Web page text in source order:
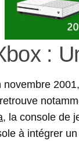
:
, la console de
à intégrer